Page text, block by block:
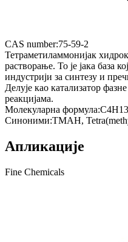
CAS number:75-59-2
Тетраметиламмонијак
растворање. То је јака база
индустрији за синтезу и
Делује као катализатор
реакцијама.
Молекуларна формула:
Синоними:TMAH,
Апликације
Fine Chemicals